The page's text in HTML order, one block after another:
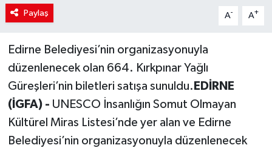
Paylaş A- A+
Edirne Belediyesi’nin organizasyonuyla
düzenlenecek olan 664. Kırkpınar Yağlı
Güreşleri’nin biletleri satışa sunuldu. EDİRNE
(İGFA) - UNESCO İnsanlığın Somut Olmayan
Kültürel Miras Listesi’nde yer alan ve Edirne
Belediyesi’nin organizasyonuyla düzenlenecek